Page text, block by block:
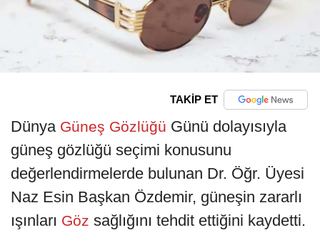
TAKİP ET
Dünya Güneş Gözlüğü Günü dolayısıyla
güneş gözlüğü seçimi konusunu
değerlendirmelerde bulunan Dr. Öğr. Üyesi
Naz Esin Başkan Özdemir, güneşin zararlı
ışınları Göz sağlığını tehdit ettiğini kaydetti.